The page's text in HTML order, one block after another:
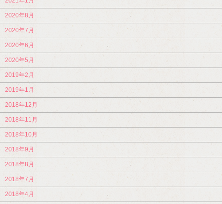
2020年8月
2020年7月
2020年6月
2020年5月
2019年2月
2019年1月
2018年12月
2018年11月
2018年10月
2018年9月
2018年8月
2018年7月
2018年4月